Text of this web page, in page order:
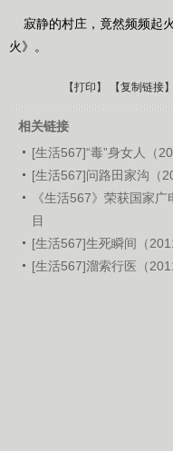
寂静的村庄，竟然频频起
火》。
【打印 】 【复制链接
相关链接
[生活567]“毒”身女人（
[生活567]问路田家沟（
《生活567》荣获国家
目
[生活567]生死瞬间（
[生活567]溜索行医（